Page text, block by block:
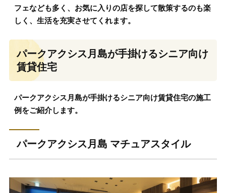
フェなども多く、お気に入りの店を探して散策するのも楽
しく、生活を充実させてくれます。
パークアクシス月島が手掛けるシニア向け
賃貸住宅
パークアクシス月島が手掛けるシニア向け賃貸住宅の施工
例をご紹介します。
パークアクシス月島 マチュアスタイル